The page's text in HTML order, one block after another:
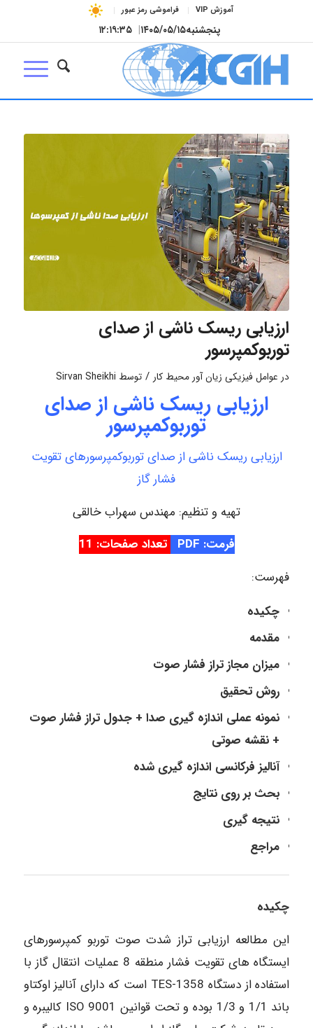
آموزش VIP فراموشی رمز عبور
پنجشنبه۱۴۰۵/۰۵/۱۵| ۱۲:۱۹:۳۵
ارزیابی ریسک ناشی از صدای
توربوکمپرسور
در عوامل فیزیکی زیان آور محیط کار / توسط Sirvan Sheikhi
ارزیابی ریسک ناشی از صدای
توربوکمپرسور
ارزیابی ریسک ناشی از صدای توربوکمپرسورهای تقویت
فشار گاز
تهیه و تنظیم: مهندس سهراب خالقی
فرمت: PDF
تعداد صفحات: 11
فهرست:
چکیده
مقدمه
میزان مجاز تراز فشار صوت
روش تحقیق
نمونه عملی اندازه گیری صدا + جدول تراز فشار صوت
+ نقشه صوتی
آنالیز فرکانسی اندازه گیری شده
بحث بر روی نتایج
نتیجه گیری
مراجع
چکیده
این مطالعه ارزیابی تراز شدت صوت توربو کمپرسورهای
ایستگاه های تقویت فشار منطقه 8 عملیات انتقال گاز با
استفاده از دستگاه 1358-TES است که دارای آنالیز اوکتاو
باند 1/1 و 1/3 بوده و تحت قوانین 9001 ISO کالیبره و